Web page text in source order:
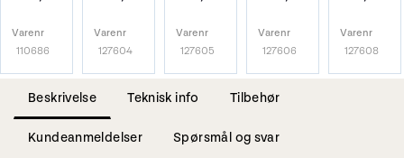
Varenr
110686
Varenr
127604
Varenr
127605
Varenr
127606
Varenr
127608
Beskrivelse Teknisk info Tilbehør
Kundeanmeldelser Spørsmål og svar